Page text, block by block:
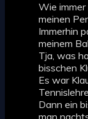
Wie immer
meinen
Immerhin
meinem
Tja, was
bisschen
Es war
Dann ein